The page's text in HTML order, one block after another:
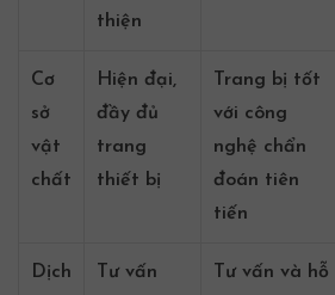
thiện
Cơ
sở
vật
chất
Hiện đại,
đầy đủ
trang
thiết bị
Trang bị tốt
với công
nghệ chẩn
đoán tiên
tiến
Dịch
Tư vấn
Tư vấn và hỗ